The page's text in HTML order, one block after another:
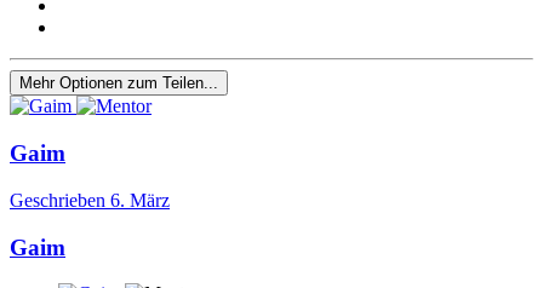
Mehr Optionen zum Teilen...
Gaim
Geschrieben 6. März
Gaim